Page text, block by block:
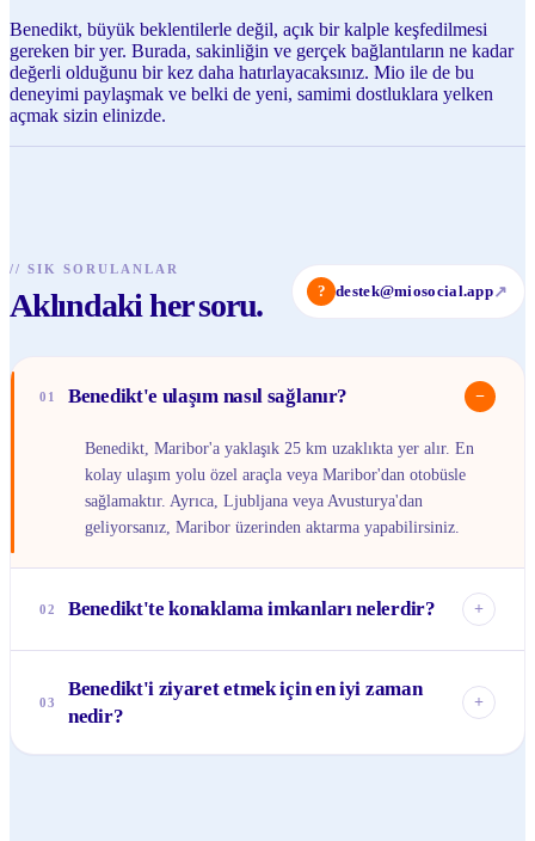
Benedikt, büyük beklentilerle değil, açık bir kalple keşfedilmesi
gereken bir yer. Burada, sakinliğin ve gerçek bağlantıların ne kadar
değerli olduğunu bir kez daha hatırlayacaksınız. Mio ile de bu
deneyimi paylaşmak ve belki de yeni, samimi dostluklara yelken
açmak sizin elinizde.
// SIK SORULANLAR
Aklındaki her soru. ? destek@miosocial.app↗
01 Benedikt'e ulaşım nasıl sağlanır? −
Benedikt, Maribor'a yaklaşık 25 km uzaklıkta yer alır. En
kolay ulaşım yolu özel araçla veya Maribor'dan otobüsle
sağlamaktır. Ayrıca, Ljubljana veya Avusturya'dan
geliyorsanız, Maribor üzerinden aktarma yapabilirsiniz.
02 Benedikt'te konaklama imkanları nelerdir? +
evi konaklama imkanı bulunmaktadır. Daha fazla seçenek
için Maribor gibi yakındaki büyük şehirleri düşünebilir veya
03
Benedikt'i ziyaret etmek için en iyi zaman
nedir?
+